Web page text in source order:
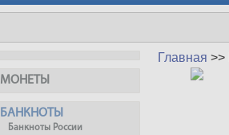
МОНЕТЫ
БАНКНОТЫ
Банкноты России
Главная >>